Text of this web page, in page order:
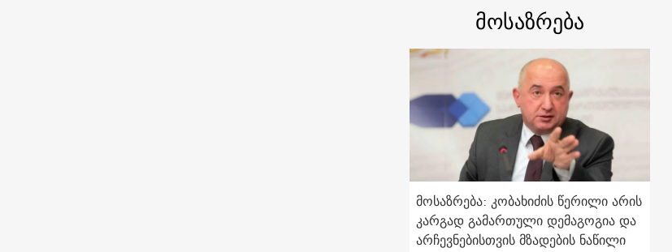
მოსაზრება
მოსაზრება: კობახიძის წერილი არის
კარგად გამართული დემაგოგია და
არჩევნებისთვის მზადების ნაწილი